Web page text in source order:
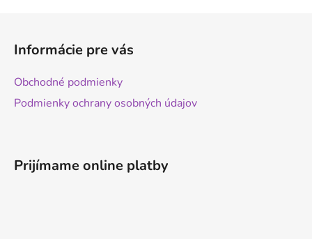
Informácie pre vás
Obchodné podmienky
Podmienky ochrany osobných údajov
Prijímame online platby